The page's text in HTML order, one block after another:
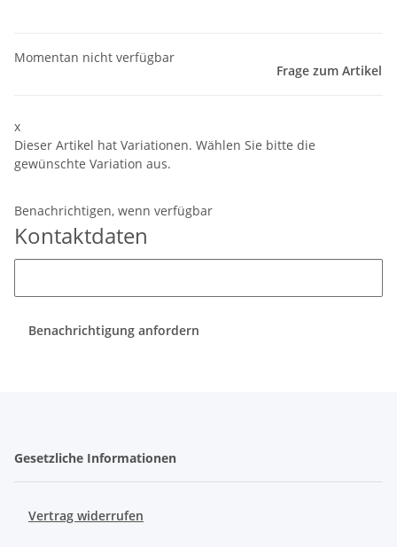
Momentan nicht verfügbar
Frage zum Artikel
x
Dieser Artikel hat Variationen. Wählen Sie bitte die
gewünschte Variation aus.
Benachrichtigen, wenn verfügbar
Kontaktdaten
Benachrichtigung anfordern
Gesetzliche Informationen
Vertrag widerrufen